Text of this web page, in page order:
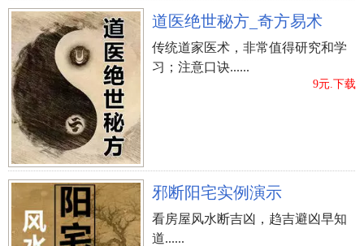
道医绝世秘方_奇方易术
传统道家医术，非常值得研究和学
习；注意口诀......
9元.下载
邪断阳宅实例演示
看房屋风水断吉凶，趋吉避凶早知
道......